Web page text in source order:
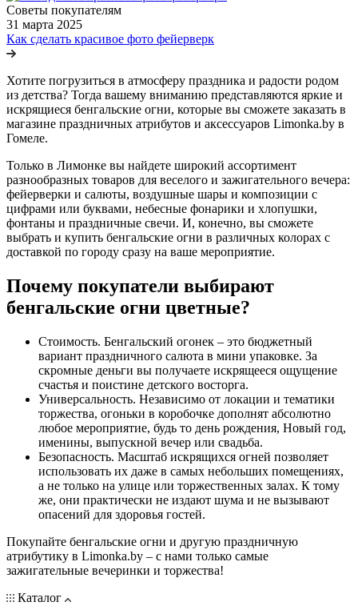
Советы покупателям
31 марта 2025
Как сделать красивое фото фейерверк
Хотите погрузиться в атмосферу праздника и радости родом
из детства? Тогда вашему вниманию представляются яркие и
искрящиеся бенгальские огни, которые вы сможете заказать в
магазине праздничных атрибутов и аксессуаров Limonka.by в
Гомеле.
Только в Лимонке вы найдете широкий ассортимент
разнообразных товаров для веселого и зажигательного вечера:
фейерверки и салюты, воздушные шары и композиции с
цифрами или буквами, небесные фонарики и хлопушки,
фонтаны и праздничные свечи. И, конечно, вы сможете
выбрать и купить бенгальские огни в различных колорах с
доставкой по городу сразу на ваше мероприятие.
Почему покупатели выбирают
бенгальские огни цветные?
Стоимость. Бенгальский огонек – это бюджетный
вариант праздничного салюта в мини упаковке. За
скромные деньги вы получаете искрящееся ощущение
счастья и поистине детского восторга.
Универсальность. Независимо от локации и тематики
торжества, огоньки в коробочке дополнят абсолютно
любое мероприятие, будь то день рождения, Новый год,
именины, выпускной вечер или свадьба.
Безопасность. Масштаб искрящихся огней позволяет
использовать их даже в самых небольших помещениях,
а не только на улице или торжественных залах. К тому
же, они практически не издают шума и не вызывают
опасений для здоровья гостей.
Покупайте бенгальские огни и другую праздничную
атрибутику в Limonka.by – с нами только самые
зажигательные вечеринки и торжества!
Каталог